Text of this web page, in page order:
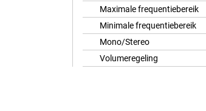
Maximale frequentiebereik
Minimale frequentiebereik
Mono/Stereo
Volumeregeling